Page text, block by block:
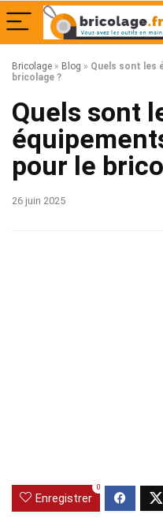
Bricolage » Blog » Quels sont les
bricolage ?
Quels sont
pour le
26 juin 2025
Enregistrer
0